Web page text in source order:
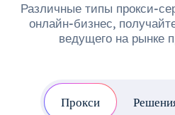
Различные типы прокси-
онлайн-бизнес,
ведущего на рынке
Прокси